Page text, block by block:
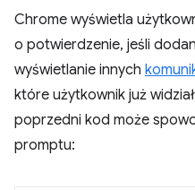
Chrome wyświetla
o potwierdzenie, jeśli
wyświetlanie innych
które użytkownik już
poprzedni kod może
promptu: